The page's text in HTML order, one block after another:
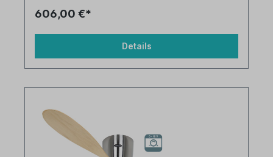
606,00 €*
Details